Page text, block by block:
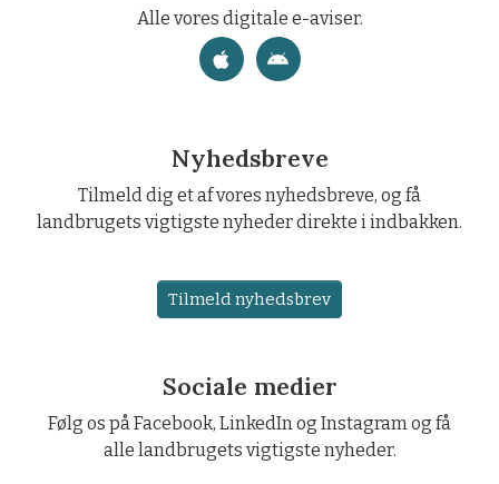
Alle vores digitale e-aviser.
Nyhedsbreve
Tilmeld dig et af vores nyhedsbreve, og få
landbrugets vigtigste nyheder direkte i indbakken.
Tilmeld nyhedsbrev
Sociale medier
Følg os på Facebook, LinkedIn og Instagram og få
alle landbrugets vigtigste nyheder.